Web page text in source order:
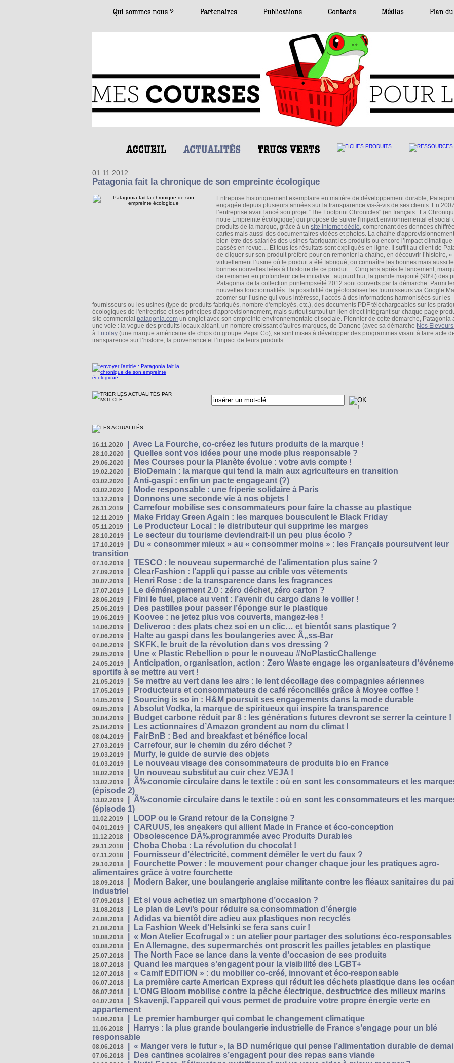
01.11.2012
Patagonia fait la chronique de son empreinte écologique
Entreprise historiquement exemplaire en matière de développement durable,
engagée depuis plusieurs années sur la transparence vis-à-vis de ses clients. En
l’entreprise avait lancé son projet "The Footprint Chronicles" (en français : La
notre Empreinte écologique) qui propose de suivre l'impact environnemental et social
produits de la marque, grâce à un site Internet dédié, comprenant des données
cartes mais aussi des documentaires vidéos et photos. La chaîne
bien-être des salariés des usines fabriquant les produits ou encore l’impact climatique
passés en revue… Et tous les résultats sont expliqués en ligne. Il suffit au client de
de cliquer sur son produit préféré pour en remonter la chaîne, en découvrir l’histoire, «
virtuellement l’usine où le produit a été fabriqué, ou connaître les bonnes mais aussi
bonnes nouvelles liées à l’histoire de ce produit… Cinq ans après le lancement,
de remanier en profondeur cette initiative : aujourd’hui, la grande majorité (90%) des
Patagonia de la collection printemps/été 2012 sont couverts par la démarche. Parmi
nouvelles fonctionnalités : la possibilité de géolocaliser les fournisseurs via Google
zoomer sur l’usine qui vous intéresse, l’accès à des informations harmonisées sur les
fournisseurs ou les usines (type de produits fabriqués, nombre d'employés, etc.), des documents PDF téléchargeables sur les
écologiques de l'entreprise et ses principes d'approvisionnement, mais surtout surtout un lien direct intégrant sur chaque page
site commercial patagonia.com un onglet avec son empreinte environnementale et sociale. Pionnier de cette démarche, Patagonia
une voie : la vogue des produits locaux aidant, un nombre croissant d'autres marques, de Danone (avec sa démarche Nos
à Fritolay (une marque américaine de chips du groupe Pepsi Co), se sont mises à développer des programmes visant à faire acte
transparence sur l’histoire, la provenance et l’impact de leurs produits.
16.11.2020 Avec La Fourche, co-créez les futurs produits de la marque !
28.10.2020 Quelles sont vos idées pour une mode plus responsable ?
29.06.2020 Mes Courses pour la Planète évolue : votre avis compte !
19.02.2020 BioDemain : la marque qui tend la main aux agriculteurs en transition
03.02.2020 Anti-gaspi : enfin un pacte engageant (?)
03.02.2020 Mode responsable : une friperie solidaire à Paris
13.12.2019 Donnons une seconde vie à nos objets !
26.11.2019 Carrefour mobilise ses consommateurs pour faire la chasse au plastique
12.11.2019 Make Friday Green Again : les marques bousculent le Black Friday
05.11.2019 Le Producteur Local : le distributeur qui supprime les marges
28.10.2019 Le secteur du tourisme deviendrait-il un peu plus écolo ?
17.10.2019
Du « consommer mieux » au « consommer moins » : les Français poursuivent leur
transition
07.10.2019 TESCO : le nouveau supermarché de l’alimentation plus saine ?
27.09.2019 ClearFashion : l’appli qui passe au crible vos vêtements
30.07.2019 Henri Rose : de la transparence dans les fragrances
17.07.2019 Le déménagement 2.0 : zéro déchet, zéro carton ?
28.06.2019 Fini le fuel, place au vent : l’avenir du cargo dans le voilier !
25.06.2019 Des pastilles pour passer l’éponge sur le plastique
19.06.2019 Koovee : ne jetez plus vos couverts, mangez-les !
14.06.2019 Deliveroo : des plats chez soi en un clic… et bientôt sans plastique ?
07.06.2019 Halte au gaspi dans les boulangeries avec Ã„ss-Bar
04.06.2019 SKFK, le bruit de la révolution dans vos dressing ?
29.05.2019 Une « Plastic Rebellion » pour le nouveau #NoPlasticChallenge
24.05.2019
Anticipation, organisation, action : Zero Waste engage les organisateurs
sportifs à se mettre au vert !
21.05.2019 Se mettre au vert dans les airs : le lent décollage des compagnies aériennes
17.05.2019 Producteurs et consommateurs de café réconciliés grâce à Moyee coffee !
14.05.2019 Sourcing is so in : H&M poursuit ses engagements dans la mode durable
09.05.2019 Absolut Vodka, la marque de spiritueux qui inspire la transparence
30.04.2019 Budget carbone réduit par 8 : les générations futures devront se serrer la ceinture !
25.04.2019 Les actionnaires d’Amazon grondent au nom du climat !
08.04.2019 FairBnB : Bed and breakfast et bénéfice local
27.03.2019 Carrefour, sur le chemin du zéro déchet ?
19.03.2019 Murfy, le guide de survie des objets
01.03.2019 Le nouveau visage des consommateurs de produits bio en France
18.02.2019 Un nouveau substitut au cuir chez VEJA !
13.02.2019
Ã‰conomie circulaire dans le textile : où en sont les consommateurs et les
(épisode 2)
13.02.2019
Ã‰conomie circulaire dans le textile : où en sont les consommateurs et les
(épisode 1)
11.02.2019 LOOP ou le Grand retour de la Consigne ?
04.01.2019 CARUUS, les sneakers qui allient Made in France et éco-conception
11.12.2018 Obsolescence DÃ‰programmée avec Produits Durables
29.11.2018 Choba Choba : La révolution du chocolat !
07.11.2018 Fournisseur d’électricité, comment démêler le vert du faux ?
29.10.2018
Fourchette Power : le mouvement pour changer chaque jour les pratiques agro-
alimentaires grâce à votre fourchette
18.09.2018
Modern Baker, une boulangerie anglaise militante contre les fléaux sanitaires du
industriel
07.09.2018 Et si vous achetiez un smartphone d’occasion ?
31.08.2018 Le plan de Levi’s pour réduire sa consommation d’énergie
24.08.2018 Adidas va bientôt dire adieu aux plastiques non recyclés
21.08.2018 La Fashion Week d’Helsinki se fera sans cuir !
10.08.2018 « Mon Atelier Ecofrugal » : un atelier pour partager des solutions éco-responsables
03.08.2018 En Allemagne, des supermarchés ont proscrit les pailles jetables en plastique
25.07.2018 The North Face se lance dans la vente d’occasion de ses produits
18.07.2018 Quand les marques s’engagent pour la visibilité des LGBT+
12.07.2018 « Camif EDITION » : du mobilier co-créé, innovant et éco-responsable
06.07.2018 La première carte American Express qui réduit les déchets plastique dans les
06.07.2018 L’ONG Bloom mobilise contre la pêche électrique, destructrice des milieux marins
04.07.2018
Skavenji, l’appareil qui vous permet de produire votre propre énergie verte en
appartement
14.06.2018 Le premier hamburger qui combat le changement climatique
11.06.2018
Harrys : la plus grande boulangerie industrielle de France s’engage pour un blé
responsable
08.06.2018 « Manger vers le futur », la BD numérique qui pense l’alimentation durable de
07.06.2018 Des cantines scolaires s’engagent pour des repas sans viande